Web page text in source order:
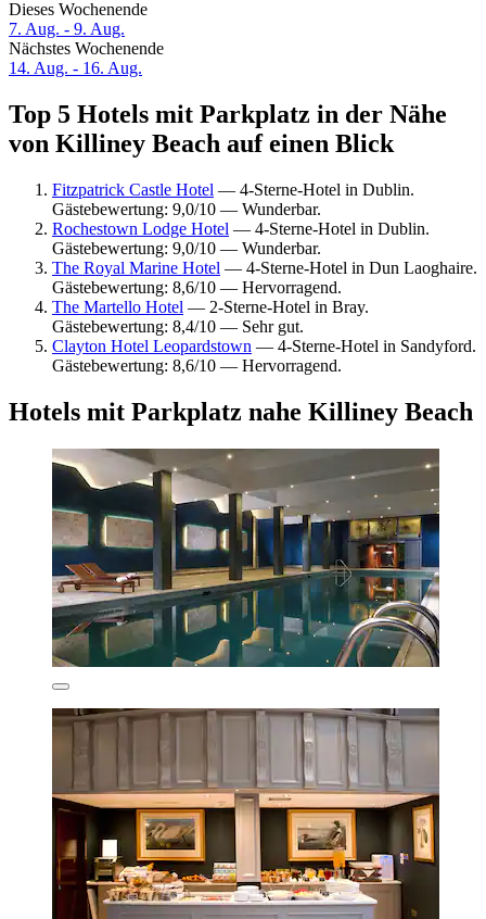
Dieses Wochenende
7. Aug. - 9. Aug.
Nächstes Wochenende
14. Aug. - 16. Aug.
Top 5 Hotels mit Parkplatz in der Nähe
von Killiney Beach auf einen Blick
Fitzpatrick Castle Hotel — 4-Sterne-Hotel in Dublin.
Gästebewertung: 9,0/10 — Wunderbar.
Rochestown Lodge Hotel — 4-Sterne-Hotel in Dublin.
Gästebewertung: 9,0/10 — Wunderbar.
The Royal Marine Hotel — 4-Sterne-Hotel in Dun Laoghaire.
Gästebewertung: 8,6/10 — Hervorragend.
The Martello Hotel — 2-Sterne-Hotel in Bray.
Gästebewertung: 8,4/10 — Sehr gut.
Clayton Hotel Leopardstown — 4-Sterne-Hotel in Sandyford.
Gästebewertung: 8,6/10 — Hervorragend.
Hotels mit Parkplatz nahe Killiney Beach